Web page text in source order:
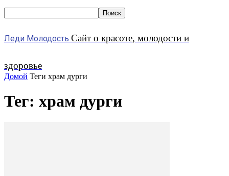
Леди Молодость Сайт о красоте, молодости и
здоровье
Домой Теги храм дурги
Тег: храм дурги